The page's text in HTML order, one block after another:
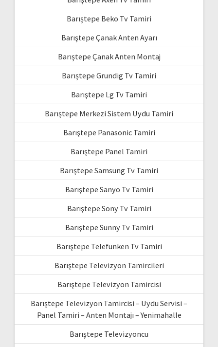
Barıştepe Beko Tv Tamiri
Barıştepe Çanak Anten Ayarı
Barıştepe Çanak Anten Montaj
Barıştepe Grundig Tv Tamiri
Barıştepe Lg Tv Tamiri
Barıştepe Merkezi Sistem Uydu Tamiri
Barıştepe Panasonic Tamiri
Barıştepe Panel Tamiri
Barıştepe Samsung Tv Tamiri
Barıştepe Sanyo Tv Tamiri
Barıştepe Sony Tv Tamiri
Barıştepe Sunny Tv Tamiri
Barıştepe Telefunken Tv Tamiri
Barıştepe Televizyon Tamircileri
Barıştepe Televizyon Tamircisi
Barıştepe Televizyon Tamircisi – Uydu Servisi –
Panel Tamiri – Anten Montajı – Yenimahalle
Barıştepe Televizyoncu